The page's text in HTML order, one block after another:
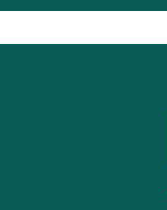
Up